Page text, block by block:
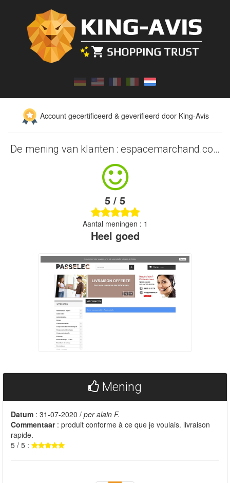
Account gecertificeerd & geverifieerd door King-Avis
De mening van klanten : espacemarchand.com
5 / 5
Aantal meningen : 1
Heel goed
Mening
Datum : 31-07-2020 / per alain F.
Commentaar: produit conforme à ce que je voulais. livraison
rapide.
5 / 5 :